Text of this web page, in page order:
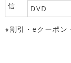
信
DVD
※割引・eクーポン